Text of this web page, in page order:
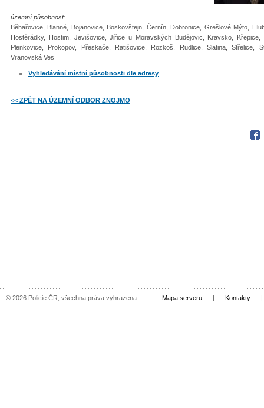
územní působnost:
Běhařovice, Blanné, Bojanovice, Boskovštejn, Černín, Dobronice, Grešlové Mýto,
Hostěrádky, Hostim, Jevišovice, Jiřice u Moravských Budějovic, Kravsko,
Plenkovice, Prokopov, Přeskače, Ratišovice, Rozkoš, Rudlice, Slatina, Střelice,
Vranovská Ves
Vyhledávání místní působnosti dle adresy
<< ZPĚT NA ÚZEMNÍ ODBOR ZNOJMO
© 2026 Policie ČR, všechna práva vyhrazena Mapa serveru | Kontakty |